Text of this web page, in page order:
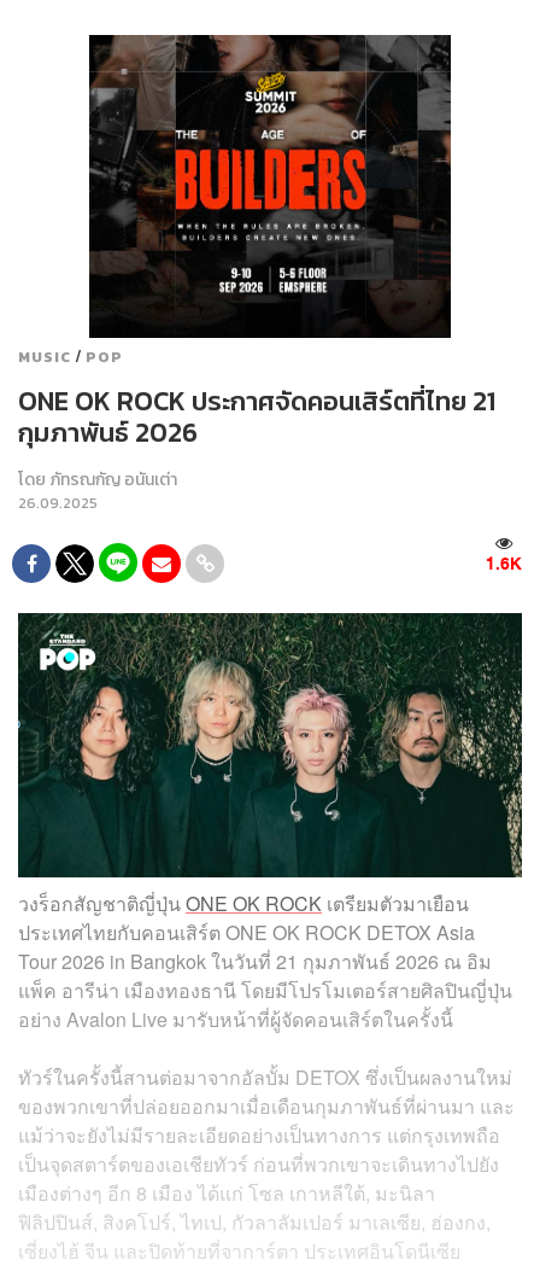
MUSIC / POP
ONE OK ROCK ประกาศจัดคอนเสิร์ตที่ไทย 21
กุมภาพันธ์ 2026
โดย ภัทรณกัญ อนันเต่า
26.09.2025
1.6K
วงร็อกสัญชาติญี่ปุ่นONE OK ROCK เตรียมตัวมาเยือน
ประเทศไทยกับคอนเสิร์ต ONE OK ROCK DETOX Asia
Tour 2026 in Bangkok ในวันที่ 21 กุมภาพันธ์ 2026 ณ อิม
แพ็ค อารีน่า เมืองทองธานี โดยมีโปรโมเตอร์สายศิลปินญี่ปุ่น
อย่าง Avalon Live มารับหน้าที่ผู้จัดคอนเสิร์ตในครั้งนี้
ทัวร์ในครั้งนี้สานต่อมาจากอัลบั้ม DETOX ซึ่งเป็นผลงานใหม่
ของพวกเขาที่ปล่อยออกมาเมื่อเดือนกุมภาพันธ์ที่ผ่านมา และ
แม้ว่าจะยังไม่มีรายละเอียดอย่างเป็นทางการ แต่กรุงเทพถือ
เป็นจุดสตาร์ตของเอเชียทัวร์ ก่อนที่พวกเขาจะเดินทางไปยัง
เมืองต่างๆ อีก 8 เมือง ได้แก่ โซล เกาหลีใต้, มะนิลา
ฟิลิปปินส์, สิงคโปร์, ไทเป, กัวลาลัมเปอร์ มาเลเซีย, ฮ่องกง,
เซี่ยงไฮ้ จีน และปิดท้ายที่จาการ์ตา ประเทศอินโดนีเซีย